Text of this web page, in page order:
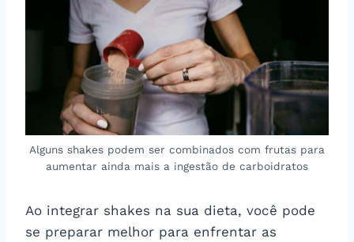
Alguns shakes podem ser combinados com frutas para
aumentar ainda mais a ingestão de carboidratos
Ao integrar shakes na sua dieta, você pode
se preparar melhor para enfrentar as